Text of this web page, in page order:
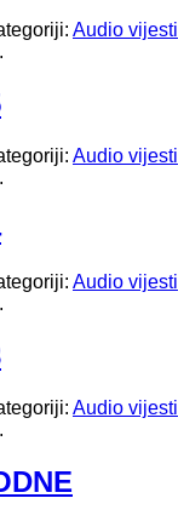
Audio vijesti
Audio vijesti
Audio vijesti
Audio vijesti